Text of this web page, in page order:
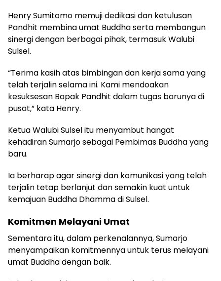
Henry Sumitomo memuji dedikasi dan ketulusan
Pandhit membina umat Buddha serta membangun
sinergi dengan berbagai pihak, termasuk Walubi
Sulsel.
“Terima kasih atas bimbingan dan kerja sama yang
telah terjalin selama ini. Kami mendoakan
kesuksesan Bapak Pandhit dalam tugas barunya di
pusat,” kata Henry.
Ketua Walubi Sulsel itu menyambut hangat
kehadiran Sumarjo sebagai Pembimas Buddha yang
baru.
Ia berharap agar sinergi dan komunikasi yang telah
terjalin tetap berlanjut dan semakin kuat untuk
kemajuan Buddha Dhamma di Sulsel.
Komitmen Melayani Umat
Sementara itu, dalam perkenalannya, Sumarjo
menyampaikan komitmennya untuk terus melayani
umat Buddha dengan baik.